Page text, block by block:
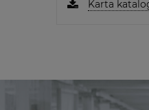
Karta